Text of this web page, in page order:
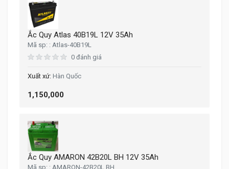
Ắc Quy Atlas 40B19L 12V 35Ah
Atlas-40B19L
0 đánh giá
Hàn Quốc
1,150,000
Ắc Quy AMARON 42B20L BH 12V 35Ah
AMARON-42B20L BH